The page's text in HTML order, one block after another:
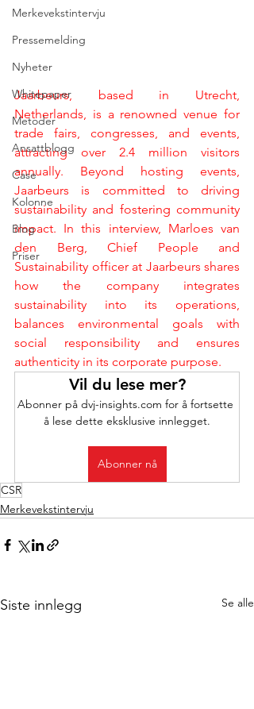
Merkevekstintervju
Pressemelding
Nyheter
Whitepaper
Metoder
Ansattblogg
Case
Kolonne
Blog
Priser
Jaarbeurs, based in Utrecht,
Netherlands, is a renowned venue for
trade fairs, congresses, and events,
attracting over 2.4 million visitors
annually. Beyond hosting events,
Jaarbeurs is committed to driving
sustainability and fostering community
impact. In this interview, Marloes van
den Berg, Chief People and
Sustainability officer at Jaarbeurs shares
how the company integrates
sustainability into its operations,
balances environmental goals with
social responsibility and ensures
authenticity in its corporate purpose.
Vil du lese mer?
Abonner på dvj-insights.com for å fortsette
å lese dette eksklusive innlegget.
Abonner nå
CSR
Merkevekstintervju
Siste innlegg Se alle